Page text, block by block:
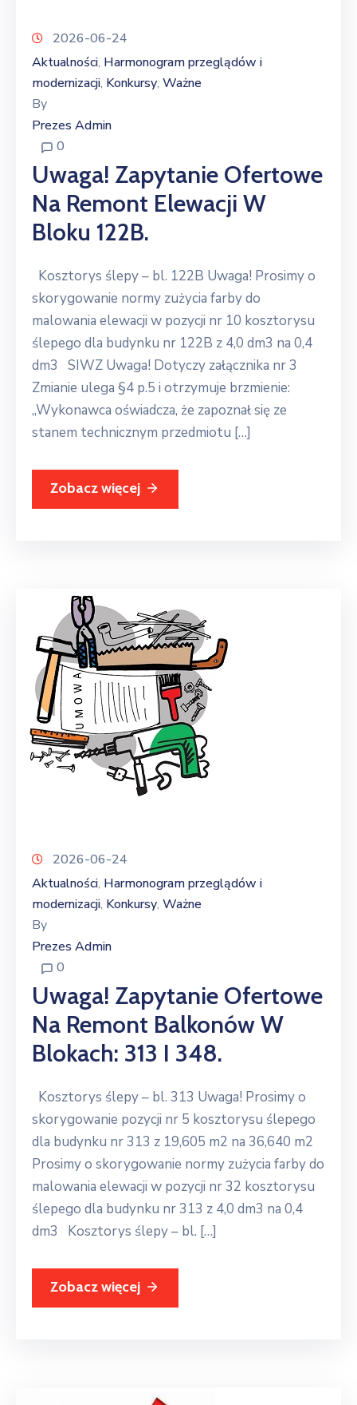
2026-06-24
Aktualności‚ Harmonogram przeglądów i
modernizacji‚ Konkursy‚ Ważne
By
Prezes Admin
0
Uwaga! Zapytanie Ofertowe
Na Remont Elewacji W
Bloku 122B.
Kosztorys ślepy – bl. 122B Uwaga! Prosimy o
skorygowanie normy zużycia farby do
malowania elewacji w pozycji nr 10 kosztorysu
ślepego dla budynku nr 122B z 4,0 dm3 na 0,4
dm3 SIWZ Uwaga! Dotyczy załącznika nr 3
Zmianie ulega §4 p.5 i otrzymuje brzmienie:
„Wykonawca oświadcza, że zapoznał się ze
stanem technicznym przedmiotu […]
Zobacz więcej
2026-06-24
Aktualności‚ Harmonogram przeglądów i
modernizacji‚ Konkursy‚ Ważne
By
Prezes Admin
0
Uwaga! Zapytanie Ofertowe
Na Remont Balkonów W
Blokach: 313 I 348.
Kosztorys ślepy – bl. 313 Uwaga! Prosimy o
skorygowanie pozycji nr 5 kosztorysu ślepego
dla budynku nr 313 z 19,605 m2 na 36,640 m2
Prosimy o skorygowanie normy zużycia farby do
malowania elewacji w pozycji nr 32 kosztorysu
ślepego dla budynku nr 313 z 4,0 dm3 na 0,4
dm3 Kosztorys ślepy – bl. […]
Zobacz więcej